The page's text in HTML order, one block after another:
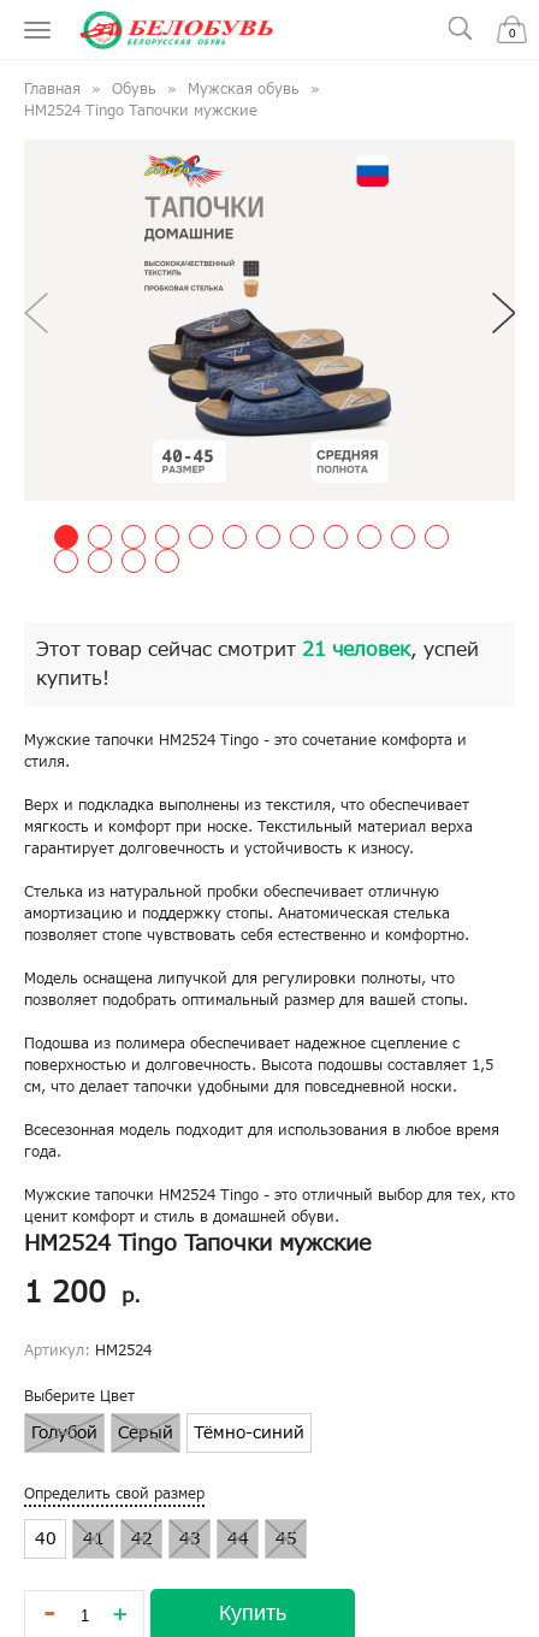
0
Главная Обувь
Мужская обувь
HM2524 Tingo Тапочки мужские
Этот товар сейчас смотрит 21 человек, успей
купить!
Мужские тапочки HM2524 Tingo - это сочетание комфорта и
стиля.
Верх и подкладка выполнены из текстиля, что обеспечивает
мягкость и комфорт при носке. Текстильный материал верха
гарантирует долговечность и устойчивость к износу.
Стелька из натуральной пробки обеспечивает отличную
амортизацию и поддержку стопы. Анатомическая стелька
позволяет стопе чувствовать себя естественно и комфортно.
Модель оснащена липучкой для регулировки полноты, что
позволяет подобрать оптимальный размер для вашей стопы.
Подошва из полимера обеспечивает надежное сцепление с
поверхностью и долговечность. Высота подошвы составляет 1,5
см, что делает тапочки удобными для повседневной носки.
Всесезонная модель подходит для использования в любое время
года.
Мужские тапочки HM2524 Tingo - это отличный выбор для тех, кто
ценит комфорт и стиль в домашней обуви.
HM2524 Tingo Тапочки мужские
1 200 р.
Артикул: HM2524
Выберите Цвет
Голубой Серый Тёмно-синий
Определить свой размер
40 41 42 43 44 45
- + Купить